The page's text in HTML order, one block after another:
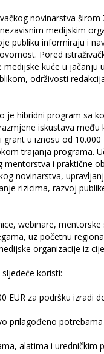
novinarstva širom
medijskim
publiku informiraju i
Pored
kuće u jačanju
održivosti
je hibridni program sa
iskustava među
u iznosu od 10.000
trajanja programa.
i praktične
novinarstva,
rizicima, razvoj
webinare, mentorske
uz početnu
organizacije iz
koristi:
EUR za podršku izradi
prilagođeno potrebama
alatima i uredničkim